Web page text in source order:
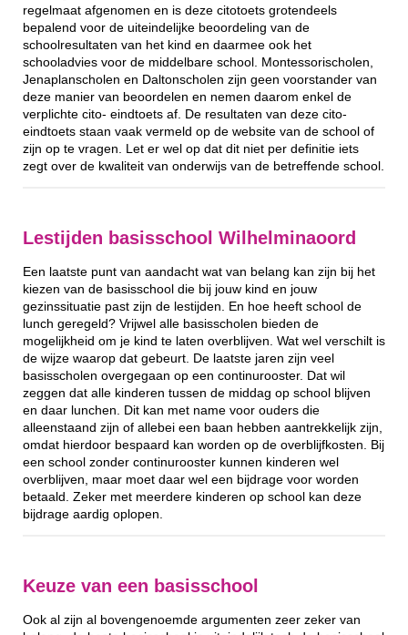
regelmaat afgenomen en is deze citotoets grotendeels
bepalend voor de uiteindelijke beoordeling van de
schoolresultaten van het kind en daarmee ook het
schooladvies voor de middelbare school. Montessorischolen,
Jenaplanscholen en Daltonscholen zijn geen voorstander van
deze manier van beoordelen en nemen daarom enkel de
verplichte cito- eindtoets af. De resultaten van deze cito-
eindtoets staan vaak vermeld op de website van de school of
zijn op te vragen. Let er wel op dat dit niet per definitie iets
zegt over de kwaliteit van onderwijs van de betreffende school.
Lestijden basisschool Wilhelminaoord
Een laatste punt van aandacht wat van belang kan zijn bij het
kiezen van de basisschool die bij jouw kind en jouw
gezinssituatie past zijn de lestijden. En hoe heeft school de
lunch geregeld? Vrijwel alle basisscholen bieden de
mogelijkheid om je kind te laten overblijven. Wat wel verschilt is
de wijze waarop dat gebeurt. De laatste jaren zijn veel
basisscholen overgegaan op een continurooster. Dat wil
zeggen dat alle kinderen tussen de middag op school blijven
en daar lunchen. Dit kan met name voor ouders die
alleenstaand zijn of allebei een baan hebben aantrekkelijk zijn,
omdat hierdoor bespaard kan worden op de overblijfkosten. Bij
een school zonder continurooster kunnen kinderen wel
overblijven, maar moet daar wel een bijdrage voor worden
betaald. Zeker met meerdere kinderen op school kan deze
bijdrage aardig oplopen.
Keuze van een basisschool
Ook al zijn al bovengenoemde argumenten zeer zeker van